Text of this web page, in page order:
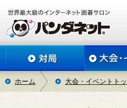
ホーム 大会・イベントト